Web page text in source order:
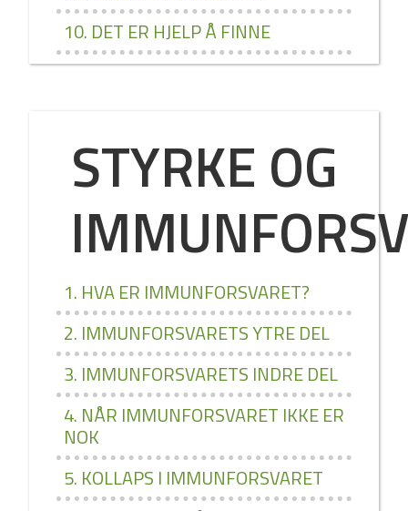
10. DET ER HJELP Å FINNE
STYRKE OG
1. HVA ER IMMUNFORSVARET?
2. IMMUNFORSVARETS YTRE DEL
3. IMMUNFORSVARETS INDRE DEL
4. NÅR IMMUNFORSVARET IKKE ER
NOK
5. KOLLAPS I IMMUNFORSVARET